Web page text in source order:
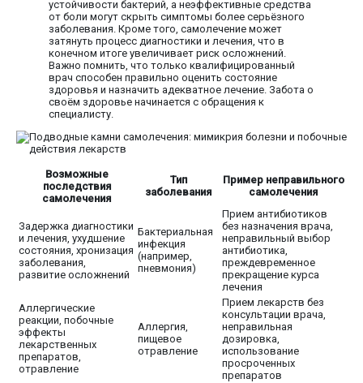
устойчивости бактерий, а неэффективные средства
от боли могут скрыть симптомы более серьёзного
заболевания. Кроме того, самолечение может
затянуть процесс диагностики и лечения, что в
конечном итоге увеличивает риск осложнений.
Важно помнить, что только квалифицированный
врач способен правильно оценить состояние
здоровья и назначить адекватное лечение. Забота о
своём здоровье начинается с обращения к
специалисту.
Возможные
последствия
самолечения
Тип
заболевания
Пример неправильного
самолечения
Задержка диагностики
и лечения, ухудшение
состояния, хронизация
заболевания,
развитие осложнений
Бактериальная
инфекция
(например,
пневмония)
Прием антибиотиков
без назначения врача,
неправильный выбор
антибиотика,
преждевременное
прекращение курса
лечения
Аллергические
реакции, побочные
эффекты
лекарственных
препаратов,
отравление
Аллергия,
пищевое
отравление
Прием лекарств без
консультации врача,
неправильная
дозировка,
использование
просроченных
препаратов